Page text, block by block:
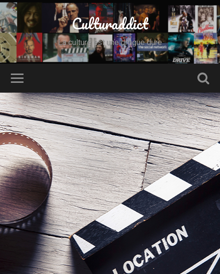
Culturaddict
La culture est une drogue dure